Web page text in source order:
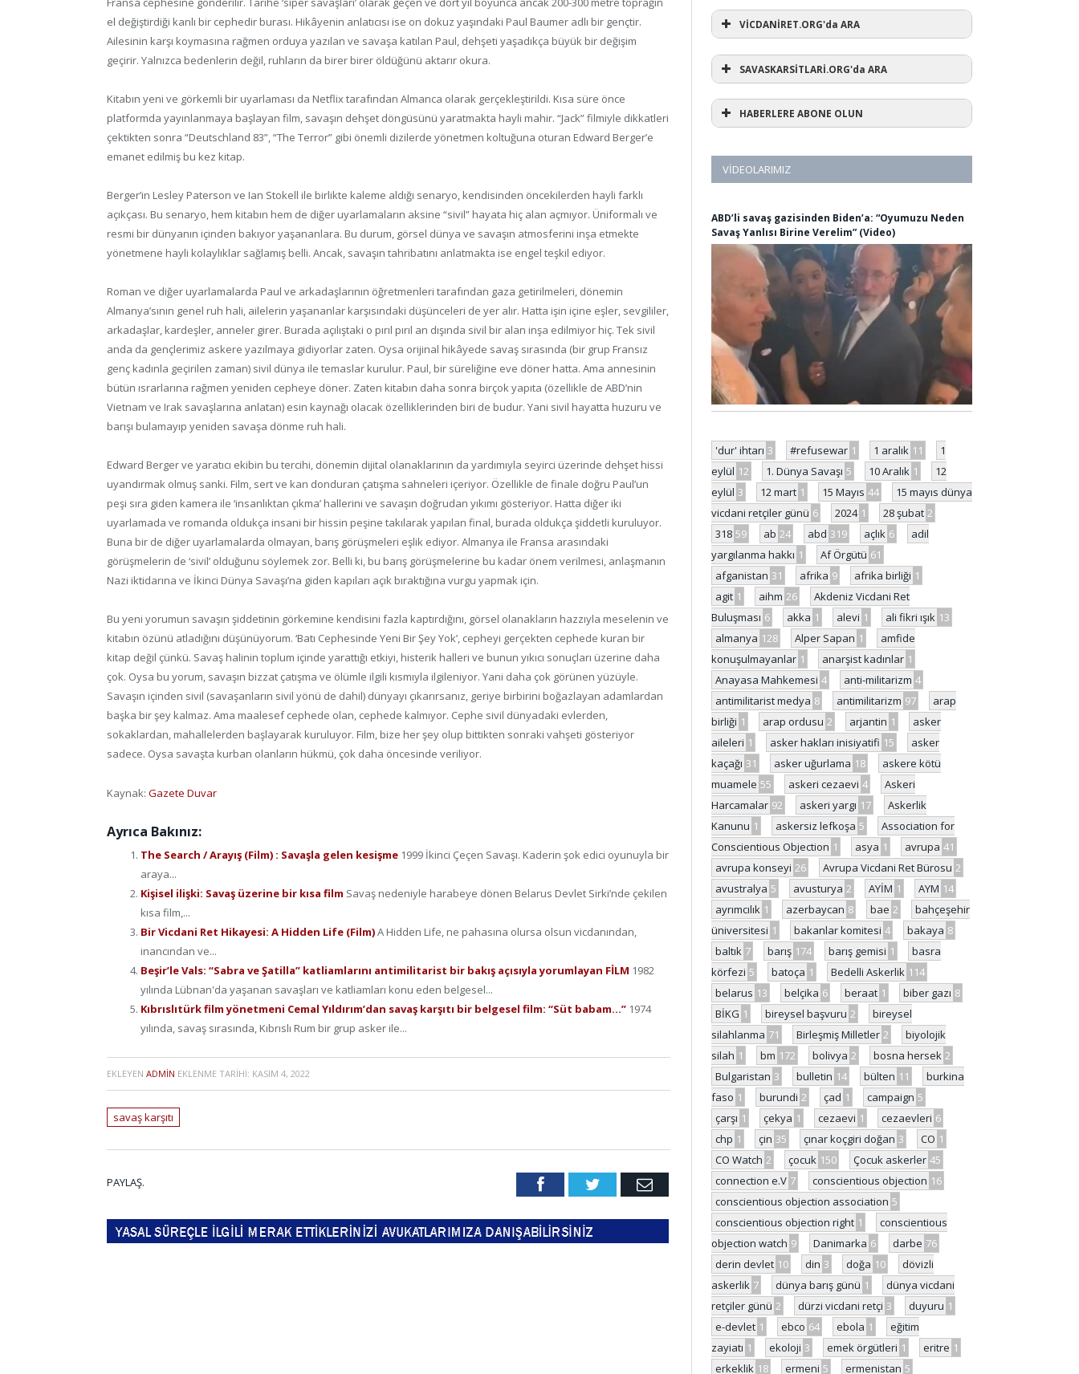
el değiştirdiği kanlı bir cephedir burası. Hikâyenin anlatıcısı ise on dokuz yaşındaki Paul Baumer adlı bir gençtir.
Ailesinin karşı koymasına rağmen orduya yazılan ve savaşa katılan Paul, dehşeti yaşadıkça büyük bir değişim
geçirir. Yalnızca bedenlerin değil, ruhların da birer birer öldüğünü aktarır okura.
Kitabın yeni ve görkemli bir uyarlaması da Netflix tarafından Almanca olarak gerçekleştirildi. Kısa süre önce
platformda yayınlanmaya başlayan film, savaşın dehşet döngüsünü yaratmakta hayli mahir. “Jack” filmiyle dikkatleri
çektikten sonra “Deutschland 83”, “The Terror” gibi önemli dizilerde yönetmen koltuğuna oturan Edward Berger’e
emanet edilmiş bu kez kitap.
Berger’in Lesley Paterson ve Ian Stokell ile birlikte kaleme aldığı senaryo, kendisinden öncekilerden hayli farklı
açıkçası. Bu senaryo, hem kitabın hem de diğer uyarlamaların aksine “sivil” hayata hiç alan açmıyor. Üniformalı ve
resmi bir dünyanın içinden bakıyor yaşananlara. Bu durum, görsel dünya ve savaşın atmosferini inşa etmekte
yönetmene hayli kolaylıklar sağlamış belli. Ancak, savaşın tahribatını anlatmakta ise engel teşkil ediyor.
Roman ve diğer uyarlamalarda Paul ve arkadaşlarının öğretmenleri tarafından gaza getirilmeleri, dönemin
Almanya’sının genel ruh hali, ailelerin yaşananlar karşısındaki düşünceleri de yer alır. Hatta işin içine eşler, sevgililer,
arkadaşlar, kardeşler, anneler girer. Burada açılıştaki o pırıl pırıl an dışında sivil bir alan inşa edilmiyor hiç. Tek sivil
anda da gençlerimiz askere yazılmaya gidiyorlar zaten. Oysa orijinal hikâyede savaş sırasında (bir grup Fransız
genç kadınla geçirilen zaman) sivil dünya ile temaslar kurulur. Paul, bir süreliğine eve döner hatta. Ama annesinin
bütün ısrarlarına rağmen yeniden cepheye döner. Zaten kitabın daha sonra birçok yapıta (özellikle de ABD’nin
Vietnam ve Irak savaşlarına anlatan) esin kaynağı olacak özelliklerinden biri de budur. Yani sivil hayatta huzuru ve
barışı bulamayıp yeniden savaşa dönme ruh hali.
Edward Berger ve yaratıcı ekibin bu tercihi, dönemin dijital olanaklarının da yardımıyla seyirci üzerinde dehşet hissi
uyandırmak olmuş sanki. Film, sert ve kan donduran çatışma sahneleri içeriyor. Özellikle de finale doğru Paul’un
peşi sıra giden kamera ile ‘insanlıktan çıkma’ hallerini ve savaşın doğrudan yıkımı gösteriyor. Hatta diğer iki
uyarlamada ve romanda oldukça insani bir hissin peşine takılarak yapılan final, burada oldukça şiddetli kuruluyor.
Buna bir de diğer uyarlamalarda olmayan, barış görüşmeleri eşlik ediyor. Almanya ile Fransa arasındaki
görüşmelerin de ‘sivil’ olduğunu söylemek zor. Belli ki, bu barış görüşmelerine bu kadar önem verilmesi, anlaşmanın
Nazi iktidarına ve İkinci Dünya Savaşı’na giden kapıları açık bıraktığına vurgu yapmak için.
Bu yeni yorumun savaşın şiddetinin görkemine kendisini fazla kaptırdığını, görsel olanakların hazzıyla meselenin ve
kitabın özünü atladığını düşünüyorum. ‘Batı Cephesinde Yeni Bir Şey Yok’, cepheyi gerçekten cephede kuran bir
kitap değil çünkü. Savaş halinin toplum içinde yarattığı etkiyi, histerik halleri ve bunun yıkıcı sonuçları üzerine daha
çok. Oysa bu yorum, savaşın bizzat çatışma ve ölümle ilgili kısmıyla ilgileniyor. Yani daha çok görünen yüzüyle.
Savaşın içinden sivil (savaşanların sivil yönü de dahil) dünyayı çıkarırsanız, geriye birbirini boğazlayan adamlardan
başka bir şey kalmaz. Ama maalesef cephede olan, cephede kalmıyor. Cephe sivil dünyadaki evlerden,
sokaklardan, mahallelerden başlayarak kuruluyor. Film, bize her şey olup bittikten sonraki vahşeti gösteriyor
sadece. Oysa savaşta kurban olanların hükmü, çok daha öncesinde veriliyor.
Kaynak: Gazete Duvar
Ayrıca Bakınız:
The Search / Arayış (Film) : Savaşla gelen kesişme 1999 İkinci Çeçen Savaşı. Kaderin şok edici oyunuyla bir
araya...
Kişisel ilişki: Savaş üzerine bir kısa film Savaş nedeniyle harabeye dönen Belarus Devlet Sirki’nde çekilen
kısa film,...
Bir Vicdani Ret Hikayesi: A Hidden Life (Film)A Hidden Life, ne pahasına olursa olsun vicdanından,
inancından ve...
Beşir’le Vals: “Sabra ve Şatilla” katliamlarını antimilitarist bir bakış açısıyla yorumlayan FİLM 1982
yılında Lübnan'da yaşanan savaşları ve katliamları konu eden belgesel...
Kıbrıslıtürk film yönetmeni Cemal Yıldırım’dan savaş karşıtı bir belgesel film: “Süt babam…” 1974
yılında, savaş sırasında, Kıbrıslı Rum bir grup asker ile...
EKLEYEN ADMIN EKLENME TARIHI: KASIM 4, 2022
savaş karşıtı
PAYLAŞ. FacebookTwitter Email
VİCDANİRET.ORG'da ARA
SAVASKARSİTLARİ.ORG'da ARA
HABERLERE ABONE OLUN
VIDEOLARIMIZ
ABD’li savaş gazisinden Biden’a: “Oyumuzu Neden
Savaş Yanlısı Birine Verelim” (Video)
'dur' ihtarı 3 #refusewar 1 1 aralık 11
1
eylül 12 1. Dünya Savaşı 5 10 Aralık 1
12
eylül 3 12 mart 1 15 Mayıs 44
15 mayıs dünya
vicdani retçiler günü 6 2024 1 28 şubat 2
318 59 ab 24 abd 319 açlık 6
adil
yargılanma hakkı 1 Af Örgütü 61
afganistan 31 afrika 9 afrika birliği 1
agit 1 aihm 26
Akdeniz Vicdani Ret
Buluşması 6 akka 1 alevi 1 ali fikri ışık 13
almanya 128 Alper Sapan 1
amfide
konuşulmayanlar 1 anarşist kadınlar 1
Anayasa Mahkemesi 4 anti-militarizm 4
antimilitarist medya 8 antimilitarizm 97
arap
birliği 1 arap ordusu 2 arjantin 1
asker
aileleri 1 asker hakları inisiyatifi 15
asker
kaçağı 31 asker uğurlama 18
askere kötü
muamele 55 askeri cezaevi 4
Askeri
Harcamalar 92 askeri yargı 17
Askerlik
Kanunu 1 askersiz lefkoşa 5
Association for
Conscientious Objection 1 asya 1 avrupa 41
avrupa konseyi 26 Avrupa Vicdani Ret Bürosu 2
avustralya 5 avusturya 2 AYİM 1 AYM 14
ayrımcılık 1 azerbaycan 8 bae 2
bahçeşehir
üniversitesi 1 bakanlar komitesi 4 bakaya 8
baltık 7 barış 174 barış gemisi 1
basra
körfezi 5 batoça 1 Bedelli Askerlik 114
belarus 13 belçika 6 beraat 1 biber gazı 8
BİKG 1 bireysel başvuru 2
bireysel
silahlanma 71 Birleşmiş Milletler 2
biyolojik
silah 1 bm 172 bolivya 2 bosna hersek 2
Bulgaristan 3 bulletin 14 bülten 11
burkina
faso 1 burundi 2 çad 1 campaign 5
çarşı 1 çekya 1 cezaevi 1 cezaevleri 6
chp 1 çin 35 çınar koçgiri doğan 3 CO 1
CO Watch 2 çocuk 150 Çocuk askerler 45
connection e.V 7 conscientious objection 16
conscientious objection association 5
conscientious objection right 1
conscientious
objection watch 9 Danimarka 6 darbe 76
derin devlet 10 din 3 doğa 10
dövizli
askerlik 7 dünya barış günü 1
dünya vicdani
retçiler günü 2 dürzi vicdani retçi 3 duyuru 1
e-devlet 1 ebco 64 ebola 1
eğitim
zayiatı 1 ekoloji 3 emek örgütleri 1 eritre 1
erkeklik 18 ermeni 5 ermenistan 5